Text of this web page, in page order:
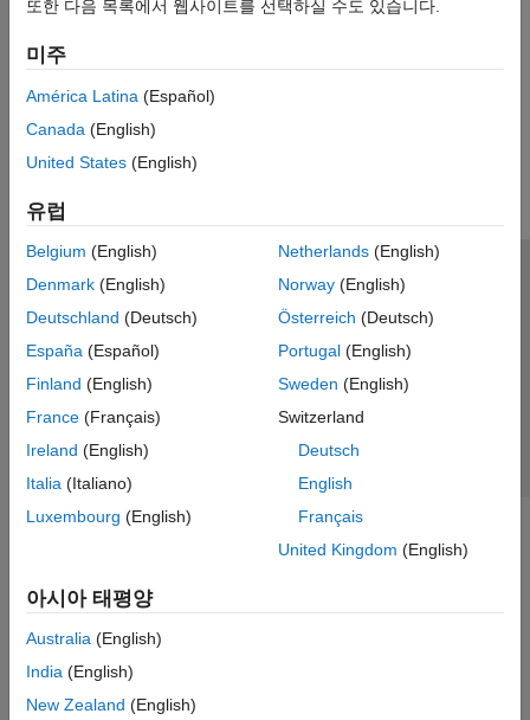
또한 다음 목록에서 웹사이트를 선택하실 수도 있습니다.
미주
América Latina (Español)
Canada (English)
United States (English)
유럽
Belgium (English)
Denmark (English)
Deutschland (Deutsch)
España (Español)
Finland (English)
France (Français)
Ireland (English)
Italia (Italiano)
Luxembourg (English)
Netherlands(English)
Norway(English)
Österreich (Deutsch)
Portugal(English)
Sweden (English)
Switzerland
Deutsch
English
Français
United Kingdom (English)
아시아 태평양
Australia (English)
India (English)
New Zealand (English)
신뢰 센터 등록 상표 개인정보 취급방침
불법 복제 방지
애플리케이션 상태
© 1994-2026 The MathWorks, Inc.